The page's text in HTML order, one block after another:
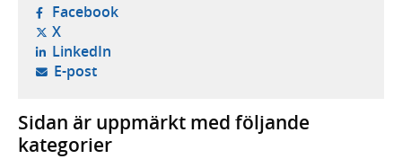
Facebook- öppnas i ny flik, extern webbplats,
X- öppnas i ny flik, extern webbplats,
LinkedIn- öppnas i ny flik, extern webbplats,
E-post- öppnar din e-postklient,
Sidan är uppmärkt med följande
kategorier